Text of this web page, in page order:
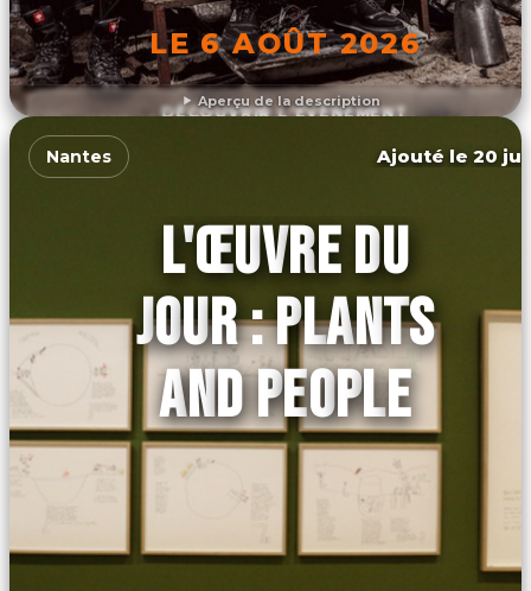
Aperçu de la description
LE 6 AOÛT 2026
DÉCOUVRIR L'ÉVÉNEMENT
Nantes Ajouté le 20
L'ŒUVRE DU
JOUR : PLANTS
AND PEOPLE